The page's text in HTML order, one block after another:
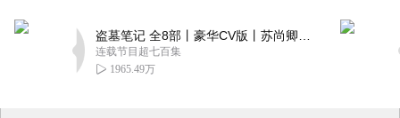
连载节目超七百集
1965.49万